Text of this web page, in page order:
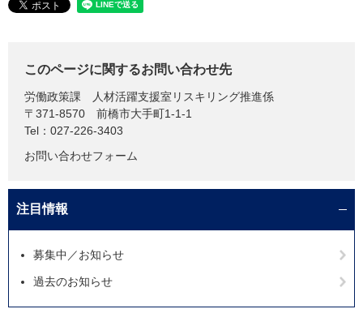
このページに関するお問い合わせ先
労働政策課
人材活躍支援室リスキリング推進係
〒371-8570
前橋市大手町1-1-1
Tel：027-226-3403
お問い合わせフォーム
注目情報
募集中／お知らせ
過去のお知らせ